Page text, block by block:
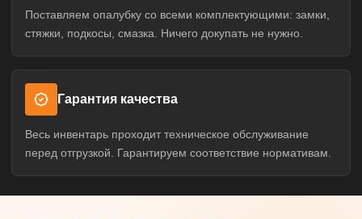
Поставляем опалубку со всеми комплектующими: замки,
стяжки, подкосы, смазка. Ничего докупать не нужно.
Гарантия качества
Весь инвентарь проходит техническое обслуживание
перед отгрузкой. Гарантируем соответствие нормативам.